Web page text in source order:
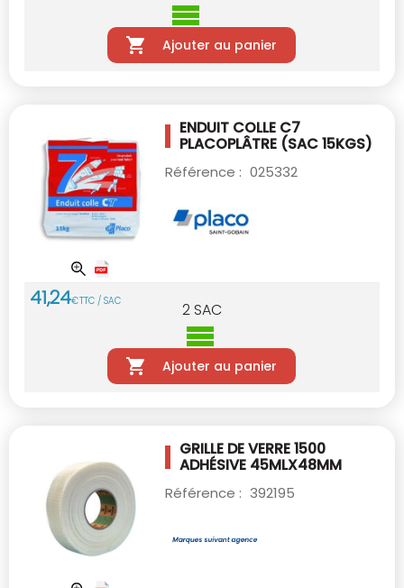
Ajouter au panier
ENDUIT COLLE C7
PLACOPLÂTRE (SAC 15KGS)
Référence : 025332
41,24€TTC / SAC 2 SAC
Ajouter au panier
GRILLE DE VERRE 1500
ADHÉSIVE 45MLX48MM
Référence : 392195